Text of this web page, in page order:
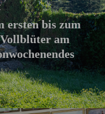
ersten bis zum
am